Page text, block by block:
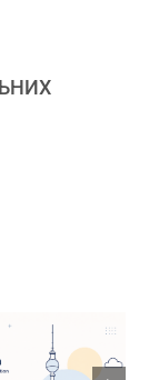
Інтерактивний
дашборд